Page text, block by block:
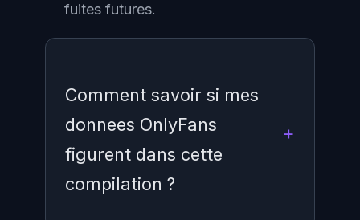
fuites futures.
Comment savoir si mes
donnees OnlyFans
figurent dans cette
compilation ?